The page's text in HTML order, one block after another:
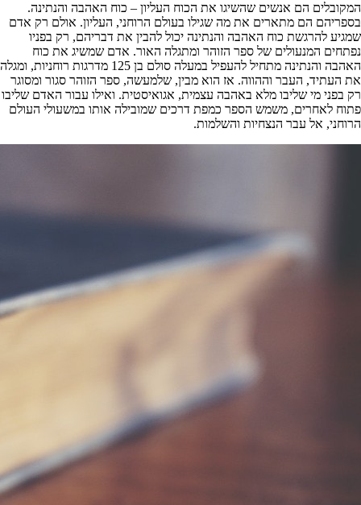
המקובלים הם אנשים שהשיגו את הכוח העליון – כוח האהבה והנתינה.
בספריהם הם מתארים את מה שגילו בעולם הרוחני, העליון. אולם רק אדם
שמגיע להרגשת כוח האהבה והנתינה יכול להבין את דבריהם, רק בפניו
נפתחים המנעולים של ספר הזוהר ומתגלה האור. אדם שמשיג את כוח
האהבה והנתינה מתחיל להעפיל במעלה סולם בן 125 מדרגות רוחניות, ומגלה
את העתיד, העבר וההווה. אז הוא מבין, שלמעשה, ספר הזוהר סגור ומסוגר
רק בפני מי שליבו מלא באהבה עצמית, אגואיסטית. ואילו עבור האדם שליבו
פתוח לאחרים, משמש הספר כמפת דרכים שמובילה אותו במשעולי העולם
הרוחני, אל עבר הנצחיות והשלמות.